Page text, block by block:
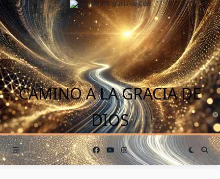
Saltar
al
contenido
CAMINO A LA GRACIA DE
DIOS